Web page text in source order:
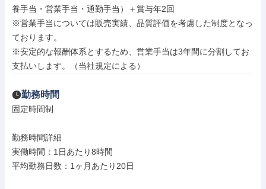
養⼿当・営業⼿当・通勤⼿当）＋賞与年2回
※営業⼿当については販売実績、品質評価を考慮した制度となっ
ております。
※安定的な報酬体系とするため、営業⼿当は3年間に分割してお
⽀払いします。（当社規定による）
勤務時間
固定時間制
勤務時間詳細
実働時間：1日あたり8時間
平均勤務日数：1ヶ月あたり20日